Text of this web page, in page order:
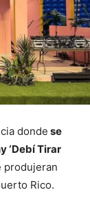
donde se
‘Debí Tirar
produjeran
Rico.